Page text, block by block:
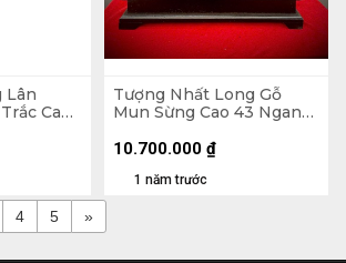
Lân
Cao
Tượng Nhất Long Gỗ
Mun Sừng Cao 43 Ngang
1 năm trước
10.700.000 ₫
4 5 »